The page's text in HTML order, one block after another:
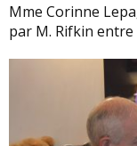
Mme Corinne
par M. Rifkin entre